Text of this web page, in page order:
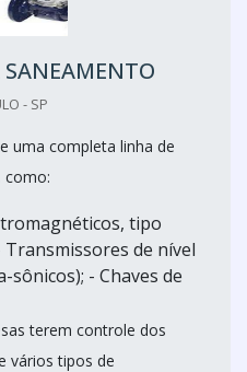
SANEAMENTO
- SP
uma completa linha de
como:
tipo
de nível
- Chaves de
terem controle dos
vários tipos de